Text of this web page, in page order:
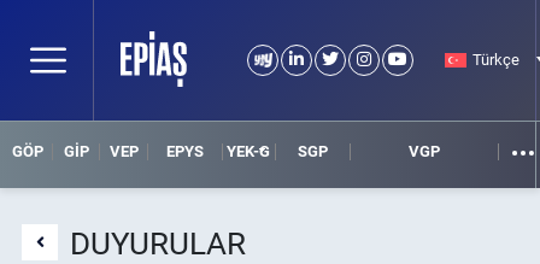
Türkçe
GÖP GİP VEP EPYS YEK-G SGP VGP
DUYURULAR